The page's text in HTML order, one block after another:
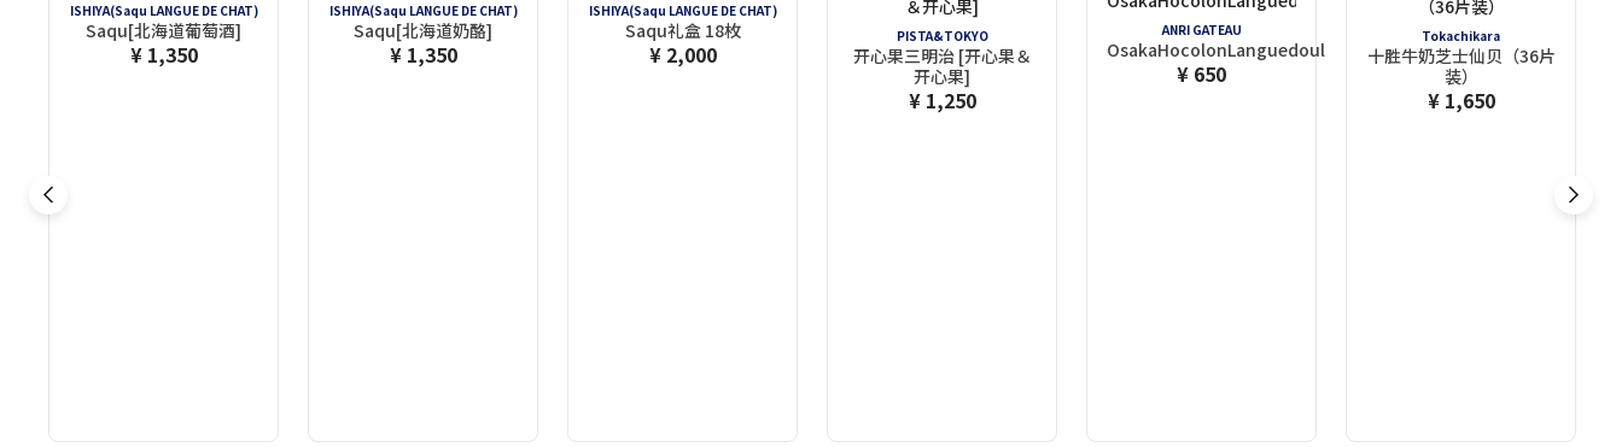
ISHIYA(Saqu LANGUE DE CHAT)
Saqu[北海道葡萄酒]
¥ 1,350
ISHIYA(Saqu LANGUE DE CHAT)
Saqu[北海道奶酪]
¥ 1,350
ISHIYA(Saqu LANGUE DE CHAT)
Saqu礼盒 18枚
¥ 2,000
PISTA&TOKYO
开心果三明治 [开心果＆
开心果]
¥ 1,250
ANRI GATEAU
OsakaHocolonLanguedoul
¥ 650
Tokachikara
十胜牛奶芝士仙贝（36片
装）
¥ 1,650